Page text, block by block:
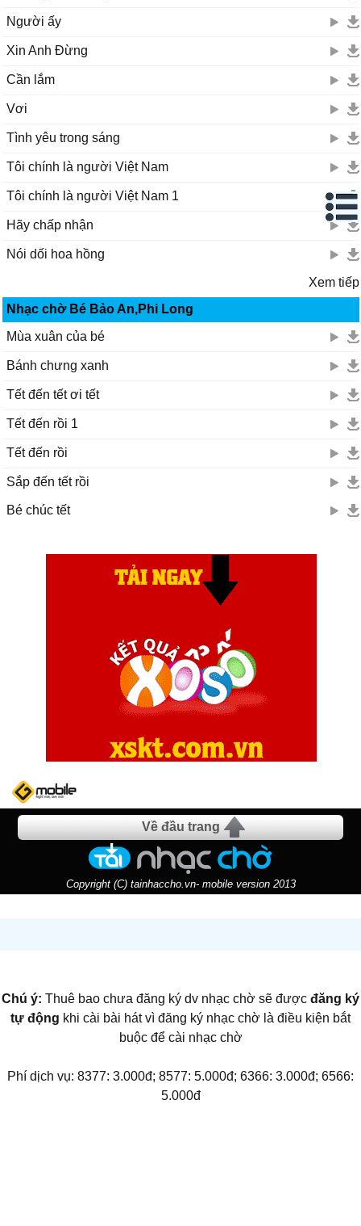
Người ấy
Xin Anh Đừng
Cần lắm
Vơi
Tình yêu trong sáng
Tôi chính là người Việt Nam
Tôi chính là người Việt Nam 1
Hãy chấp nhận
Nói dối hoa hồng
Xem tiếp
Nhạc chờ Bé Bảo An,Phi Long
Mùa xuân của bé
Bánh chưng xanh
Tết đến tết ơi tết
Tết đến rồi 1
Tết đến rồi
Sắp đến tết rồi
Bé chúc tết
Về đầu trang
Copyright (C) tainhaccho.vn- mobile version 2013
Chú ý: Thuê bao chưa đăng ký dv nhạc chờ sẽ được đăng ký
tự động khi cài bài hát vì đăng ký nhạc chờ là điều kiện bắt
buộc để cài nhạc chờ
Phí dịch vụ: 8377: 3.000đ; 8577: 5.000đ; 6366: 3.000đ; 6566:
5.000đ